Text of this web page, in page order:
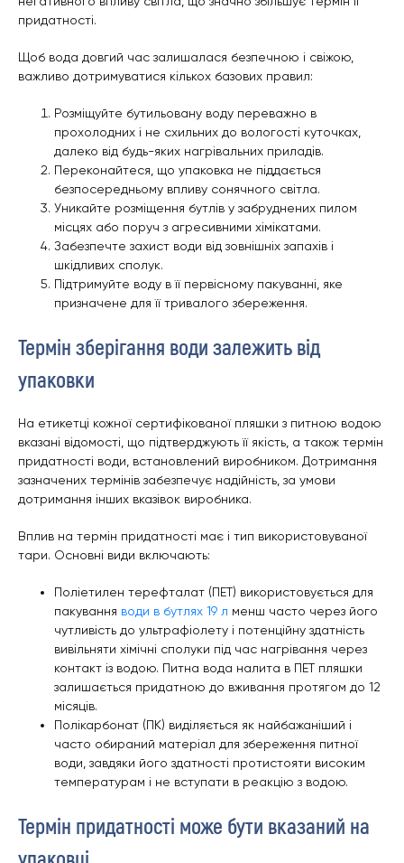
придатності.
Щоб вода довгий час залишалася безпечною і свіжою,
важливо дотримуватися кількох базових правил:
Розміщуйте бутильовану воду переважно в
прохолодних і не схильних до вологості куточках,
далеко від будь-яких нагрівальних приладів.
Переконайтеся, що упаковка не піддається
безпосередньому впливу сонячного світла.
Уникайте розміщення бутлів у забруднених пилом
місцях або поруч з агресивними хімікатами.
Забезпечте захист води від зовнішніх запахів і
шкідливих сполук.
Підтримуйте воду в її первісному пакуванні, яке
призначене для її тривалого збереження.
Термін зберігання води залежить від
упаковки
На етикетці кожної сертифікованої пляшки з питною водою
вказані відомості, що підтверджують її якість, а також термін
придатності води, встановлений виробником. Дотримання
зазначених термінів забезпечує надійність, за умови
дотримання інших вказівок виробника.
Вплив на термін придатності має і тип використовуваної
тари. Основні види включають:
Поліетилен терефталат (ПЕТ) використовується для
пакування води в бутлях 19 л менш часто через його
чутливість до ультрафіолету і потенційну здатність
вивільняти хімічні сполуки під час нагрівання через
контакт із водою. Питна вода налита в ПЕТ пляшки
залишається придатною до вживання протягом до 12
місяців.
Полікарбонат (ПК) виділяється як найбажаніший і
часто обираний матеріал для збереження питної
води, завдяки його здатності протистояти високим
температурам і не вступати в реакцію з водою.
Термін придатності може бути вказаний на